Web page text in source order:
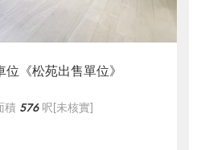
《松苑出售單位》
積 576呎[未核實]